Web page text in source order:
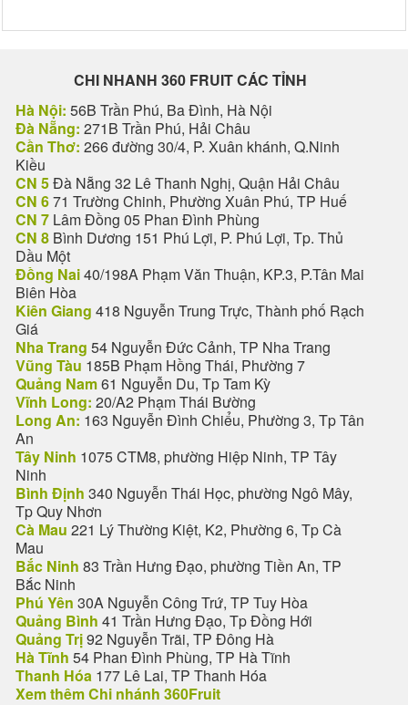
CHI NHANH 360 FRUIT CÁC TỈNH
Hà Nội: 56B Trần Phú, Ba Đình, Hà Nội
Đà Nẵng: 271B Trần Phú, Hải Châu
Cần Thơ: 266 đường 30/4, P. Xuân khánh, Q.Ninh
Kiều
CN 5Đà Nẵng 32 Lê Thanh Nghị, Quận Hải Châu
CN 671 Trường Chinh, Phường Xuân Phú, TP Huế
CN 7 Lâm Đồng 05 Phan Đình Phùng
CN 8 Bình Dương 151 Phú Lợi, P. Phú Lợi, Tp. Thủ
Dầu Một
Đồng Nai40/198A Phạm Văn Thuận, KP.3, P.Tân Mai
Biên Hòa
Kiên Giang 418 Nguyễn Trung Trực, Thành phố Rạch
Giá
Nha Trang 54 Nguyễn Đức Cảnh, TP Nha Trang
Vũng Tàu 185B Phạm Hồng Thái, Phường 7
Quảng Nam61 Nguyễn Du, Tp Tam Kỳ
Vĩnh Long: 20/A2 Phạm Thái Bường
Long An: 163 Nguyễn Đình Chiểu, Phường 3, Tp Tân
An
Tây Ninh 1075 CTM8, phường Hiệp Ninh, TP Tây
Ninh
Bình Định 340 Nguyễn Thái Học, phường Ngô Mây,
Tp Quy Nhơn
Cà Mau 221 Lý Thường Kiệt, K2, Phường 6, Tp Cà
Mau
Bắc Ninh 83 Trần Hưng Đạo, phường Tiền An, TP
Bắc Ninh
Phú Yên 30A Nguyễn Công Trứ, TP Tuy Hòa
Quảng Bình 41 Trần Hưng Đạo, Tp Đồng Hới
Quảng Trị92 Nguyễn Trãi, TP Đông Hà
Hà Tĩnh 54 Phan Đình Phùng, TP Hà Tĩnh
Thanh Hóa 177 Lê Lai, TP Thanh Hóa
Xem thêm Chi nhánh 360Fruit